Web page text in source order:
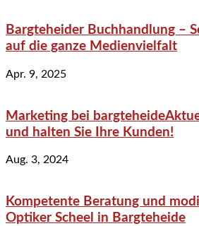
Bargteheider Buchhandlung –
auf die ganze Medienvielfalt
Apr. 9, 2025
Marketing bei
und halten Sie Ihre Kunden!
Aug. 3, 2024
Kompetente Beratung und
Optiker Scheel in Bargteheide